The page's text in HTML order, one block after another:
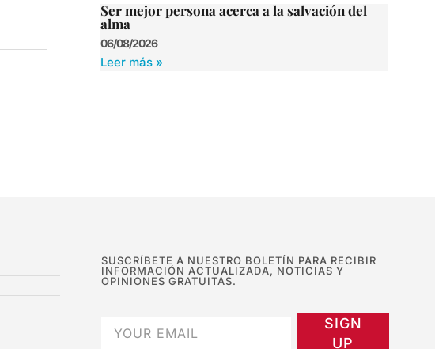
Ser mejor persona acerca a la salvación del
alma
06/08/2026
Leer más »
SUSCRÍBETE A NUESTRO BOLETÍN PARA RECIBIR
INFORMACIÓN ACTUALIZADA, NOTICIAS Y
OPINIONES GRATUITAS.
SIGN
UP